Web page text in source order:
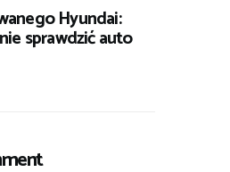
Hyundai:
sprawdzić auto